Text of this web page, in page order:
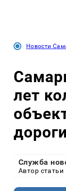
Новости
лет
дороги
Служба
Автор статьи